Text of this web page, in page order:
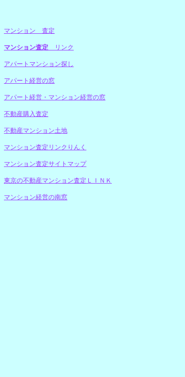
マンション 査定
マンション査定 リンク
アパートマンション探し
アパート経営の窓
アパート経営・マンション経営の窓
不動産購入査定
不動産マンション土地
マンション査定リンクりんく
マンション査定サイトマップ
東京の不動産マンション査定ＬＩＮＫ
マンション経営の南窓